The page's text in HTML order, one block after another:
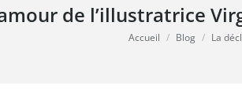
de l’illustratrice
Vous êtes ici :
Accueil Blog La